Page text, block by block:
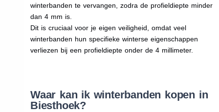
winterbanden te vervangen, zodra de profieldiepte minder
dan 4 mm is.
Dit is cruciaal voor je eigen veiligheid, omdat veel
winterbanden hun specifieke winterse eigenschappen
verliezen bij een profieldiepte onder de 4 millimeter.
Waar kan ik winterbanden kopen in
Biesthoek?